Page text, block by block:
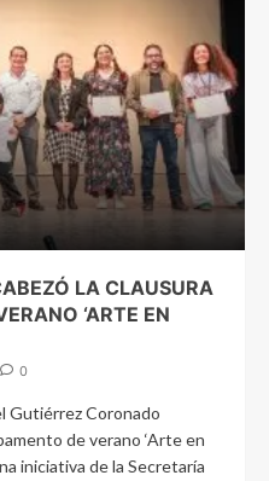
LA CLAUSURA
‘ARTE EN
0
Gutiérrez Coronado
de verano ‘Arte en
iniciativa de la Secretaría